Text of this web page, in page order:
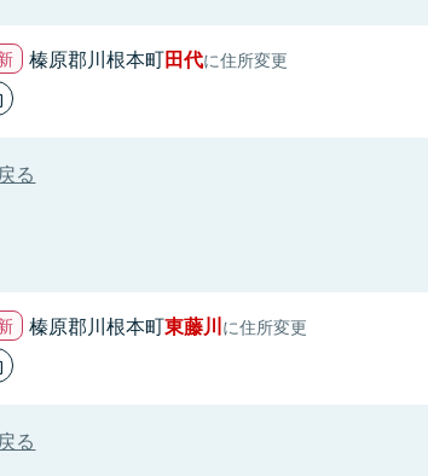
榛原郡川根本町田代に住所変更
る
榛原郡川根本町東藤川に住所変更
る